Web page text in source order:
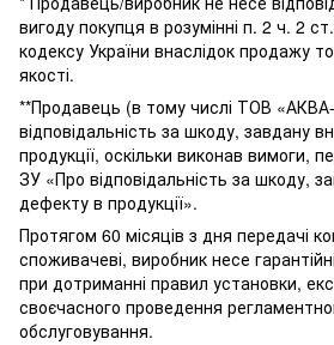
вигоду покупця в розумінні п. 2 ч. 2
кодексу України внаслідок продажу
якості.
**Продавець (в тому числі ТОВ
відповідальність за шкоду, завдану
продукції, оскільки виконав вимоги,
ЗУ «Про відповідальність за шкоду,
дефекту в продукції».
Протягом 60 місяців з дня передачі
споживачеві, виробник несе
при дотриманні правил установки,
своєчасного проведення
обслуговування.